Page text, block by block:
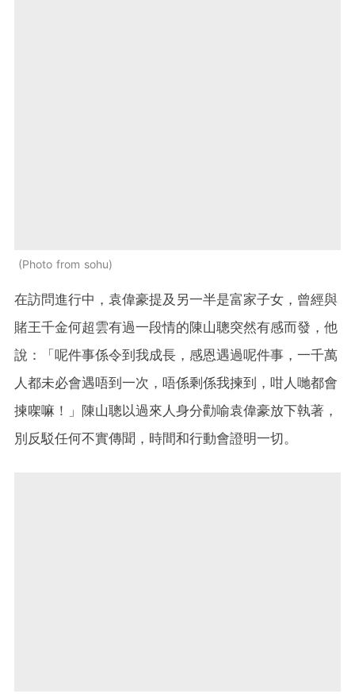
Photo from sohu
在訪問進行中，袁偉豪提及另一半是富家子女，曾經與
賭王千金何超雲有過一段情的陳山聰突然有感而發，他
說：「呢件事係令到我成長，感恩遇過呢件事，一千萬
人都未必會遇唔到一次，唔係剩係我揀到，咁人哋都會
揀㗎嘛！」陳山聰以過來人身分勸喻袁偉豪放下執著，
別反駁任何不實傳聞，時間和行動會證明一切。